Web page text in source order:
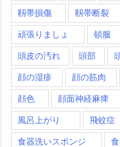
靱帯損傷 靱帯断裂
頑張りましょ 頓服
頭皮の汚れ 頭部
顔の湿疹 顔の筋肉
顔色 顔面神経麻痺
風呂上がり 飛蚊症
食器洗いスポンジ